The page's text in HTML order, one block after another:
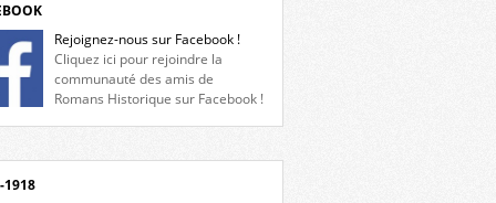
Rejoignez-nous sur Facebook !
Cliquez ici pour rejoindre la
communauté des amis de
Romans Historique sur Facebook !
1918